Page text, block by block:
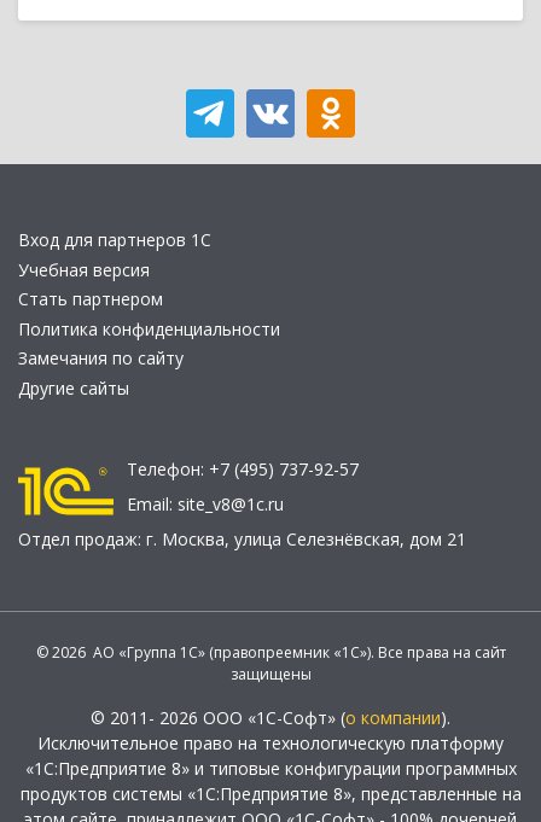
Вход для партнеров 1С
Учебная версия
Стать партнером
Политика конфиденциальности
Замечания по сайту
Другие сайты
Телефон: +7 (495) 737-92-57
Email: site_v8@1c.ru
Отдел продаж: г. Москва, улица Селезнёвская, дом 21
© 2026 АО «Группа 1С» (правопреемник «1С»). Все права на сайт
защищены
© 2011- 2026 ООО «1С-Софт» (о компании).
Исключительное право на технологическую платформу
«1С:Предприятие 8» и типовые конфигурации программных
продуктов системы «1С:Предприятие 8», представленные на